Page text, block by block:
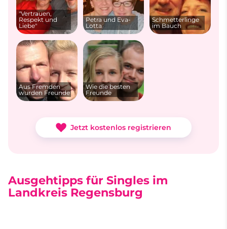
"Vertrauen,
Respekt und
Liebe"
Petra und Eva-
Lotta
Schmetterlinge
im Bauch
Aus Fremden
wurden Freunde
Wie die besten
Freunde
Jetzt kostenlos registrieren
Ausgehtipps für Singles im
Landkreis Regensburg